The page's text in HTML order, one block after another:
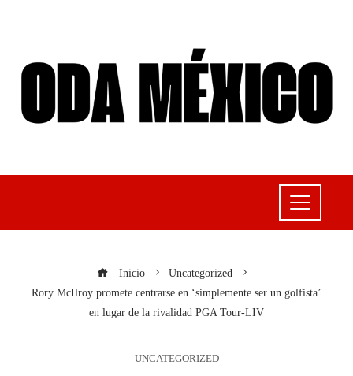
Inicio
Uncategorized
Rory McIlroy promete centrarse en ‘simplemente ser un golfista’
en lugar de la rivalidad PGA Tour-LIV
UNCATEGORIZED